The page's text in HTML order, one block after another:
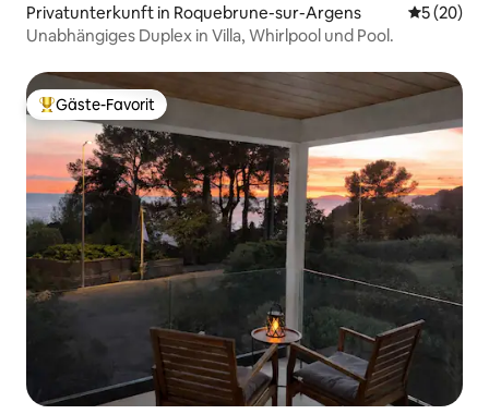
Privatunterkunft in Roquebrune-sur-Argens
5 (20)
Unabhängiges Duplex in Villa, Whirlpool und Pool.
Beliebter Gäste-Favorit.
Gäste-Favorit